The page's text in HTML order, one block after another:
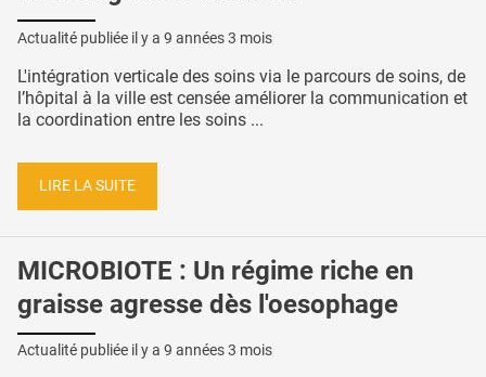
Actualité publiée il y a 9 années 3 mois
L'intégration verticale des soins via le parcours de soins, de
l’hôpital à la ville est censée améliorer la communication et
la coordination entre les soins ...
LIRE LA SUITE
MICROBIOTE : Un régime riche en
graisse agresse dès l'oesophage
Actualité publiée il y a 9 années 3 mois